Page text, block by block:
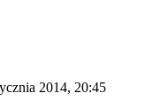
2014, 20:45